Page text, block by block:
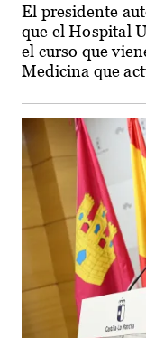
El presidente
que el Hospital
el curso que
Medicina que